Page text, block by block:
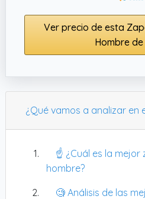
Ver precio de esta
Hombre
¿Qué vamos a analizar en
☝️ ¿Cuál es la
hombre?
🧐 Análisis de las